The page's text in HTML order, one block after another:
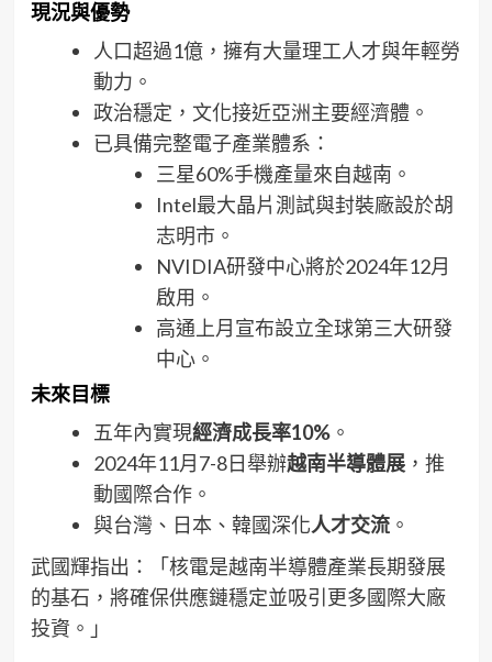
現況與優勢
人口超過1億，擁有大量理工人才與年輕勞
動力。
政治穩定，文化接近亞洲主要經濟體。
已具備完整電子產業體系：
三星60%手機產量來自越南。
Intel最大晶片測試與封裝廠設於胡
志明市。
NVIDIA研發中心將於2024年12月
啟用。
高通上月宣布設立全球第三大研發
中心。
未來目標
五年內實現經濟成長率10%。
2024年11月7-8日舉辦越南半導體展，推
動國際合作。
與台灣、日本、韓國深化人才交流。
武國輝指出：「核電是越南半導體產業長期發展
的基石，將確保供應鏈穩定並吸引更多國際大廠
投資。」